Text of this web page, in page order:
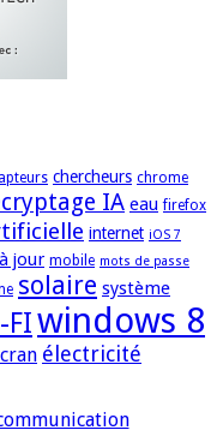
chercheurs chrome
IA eau firefox
internet iOS 7
jour mobile mots de passe
solaire système
FIwindows 8
électricité